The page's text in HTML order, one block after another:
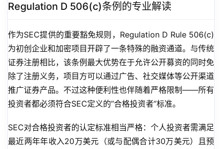
Regulation D 506(c)条例的专业解读
作为SEC提供的重要豁免规则，Regulation D Rule 506(c)
为初创企业和加密项目开辟了一条特殊的融资通道。与传统
证券注册相比，该条例最大优势在于允许公开募资的同时免
除了注册义务，项目方可以通过广告、社交媒体等公开渠道
推广证券产品。不过这种便利性也伴随着严格限制——所有
投资者都必须符合SEC定义的”合格投资者”标准。
SEC对合格投资者的认定标准相当严格：个人投资者需满足
最近两年年收入20万美元（或与配偶合计30万美元）且预